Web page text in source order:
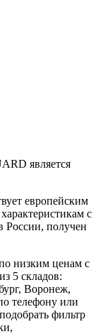
является
европейским
с
России, получен
низким ценам с
5 складов:
Воронеж,
телефону или
фильтр